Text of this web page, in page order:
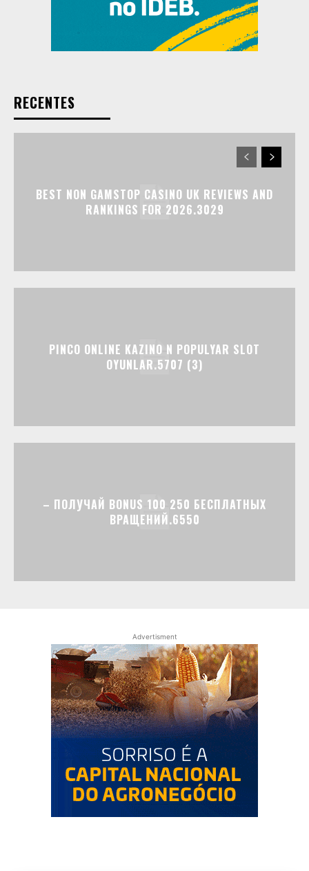
RECENTES
BEST NON GAMSTOP CASINO UK REVIEWS AND
RANKINGS FOR 2026.3029
PINCO ONLINE KAZINO N POPULYAR SLOT
OYUNLAR.5707 (3)
– ПОЛУЧАЙ BONUS 100 250 БЕСПЛАТНЫХ
ВРАЩЕНИЙ.6550
Advertisment